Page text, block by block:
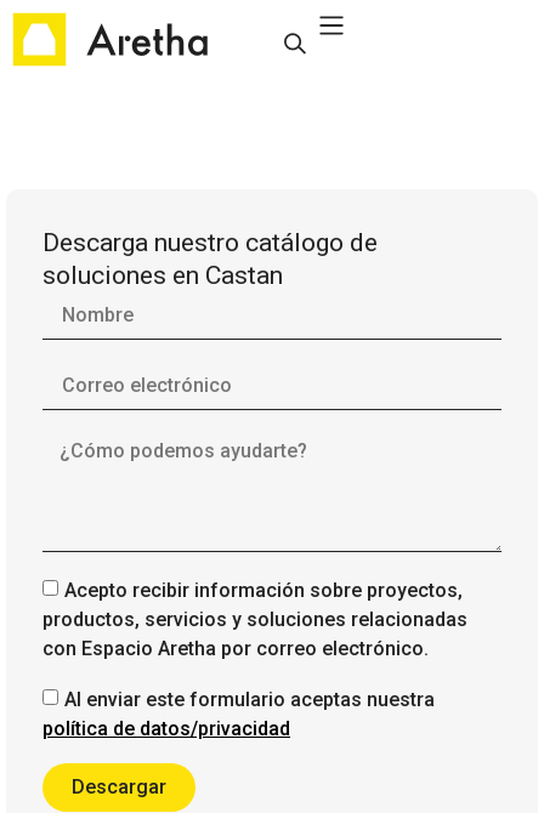
Descarga nuestro catálogo de
soluciones en Castan
Acepto recibir información sobre proyectos,
productos, servicios y soluciones relacionadas
con Espacio Aretha por correo electrónico.
Al enviar este formulario aceptas nuestra
política de datos/privacidad
Descargar